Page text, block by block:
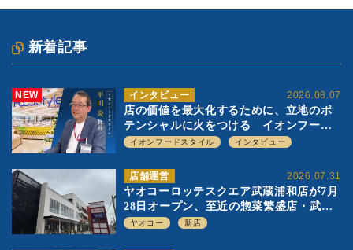
新着記事
NEW 2026.08.07
インタビュー
店の価値を最大化するために、立地のポ
テンシャルに火をつける イオンフード
スタイル 平田 炎社長
イオンフードスタイル インタビュー
2026.07.31
店舗運営
ヤオコーロッテスクエア武蔵浦和店が7月
28日オープン、至近の惣菜繁盛店・武蔵
浦和店とは生鮮強化、ですみ分け
ヤオコー 新店